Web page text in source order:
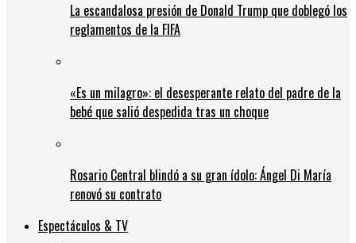
La escandalosa presión de Donald Trump que doblegó los
reglamentos de la FIFA
«Es un milagro»: el desesperante relato del padre de la
bebé que salió despedida tras un choque
Rosario Central blindó a su gran ídolo: Ángel Di María
renovó su contrato
Espectáculos & TV